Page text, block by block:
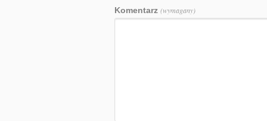
Komentarz (wymagany)